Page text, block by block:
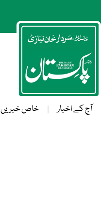
آج کے اخبار خاص خبریں